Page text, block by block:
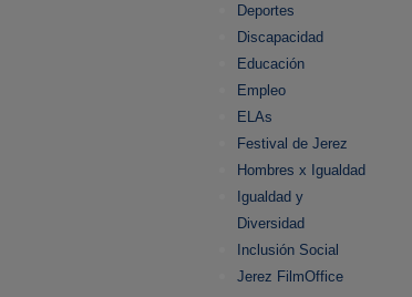
Deportes
Discapacidad
Educación
Empleo
ELAs
Festival de Jerez
Hombres x Igualdad
Igualdad y
Diversidad
Inclusión Social
Jerez FilmOffice